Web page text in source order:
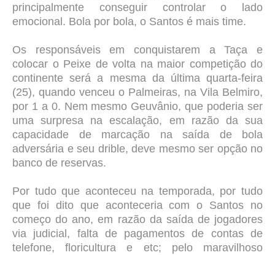
principalmente conseguir controlar o lado
emocional. Bola por bola, o Santos é mais time.
Os responsáveis em conquistarem a Taça e
colocar o Peixe de volta na maior competição do
continente será a mesma da última quarta-feira
(25), quando venceu o Palmeiras, na Vila Belmiro,
por 1 a 0. Nem mesmo Geuvânio, que poderia ser
uma surpresa na escalação, em razão da sua
capacidade de marcação na saída de bola
adversária e seu drible, deve mesmo ser opção no
banco de reservas.
Por tudo que aconteceu na temporada, por tudo
que foi dito que aconteceria com o Santos no
começo do ano, em razão da saída de jogadores
via judicial, falta de pagamentos de contas de
telefone, floricultura e etc; pelo maravilhoso